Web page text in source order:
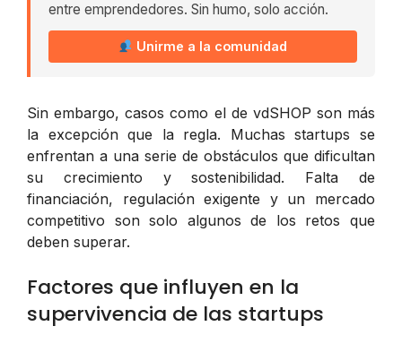
entre emprendedores. Sin humo, solo acción.
Unirme a la comunidad
Sin embargo, casos como el de vdSHOP son más
la excepción que la regla. Muchas startups se
enfrentan a una serie de obstáculos que dificultan
su crecimiento y sostenibilidad. Falta de
financiación, regulación exigente y un mercado
competitivo son solo algunos de los retos que
deben superar.
Factores que influyen en la
supervivencia de las startups